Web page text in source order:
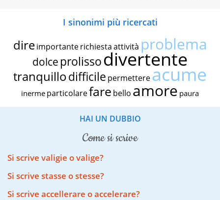
I sinonimi più ricercati
dire importante richiestaattività problema
dolce prolissodivertente
tranquillodifficile permettereacume
inerme particolarefare bello amore paura
HAI UN DUBBIO
come si scrive
Si scrive valigie o valige?
Si scrive stasse o stesse?
Si scrive accellerare o accelerare?